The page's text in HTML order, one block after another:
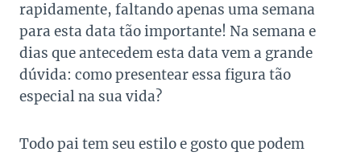
rapidamente, faltando apenas uma semana
para esta data tão importante! Na semana e
dias que antecedem esta data vem a grande
dúvida: como presentear essa figura tão
especial na sua vida?
Todo pai tem seu estilo e gosto que podem